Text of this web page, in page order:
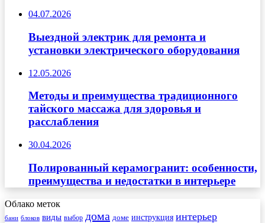
04.07.2026
Выездной электрик для ремонта и
установки электрического оборудования
12.05.2026
Методы и преимущества традиционного
тайского массажа для здоровья и
расслабления
30.04.2026
Полированный керамогранит: особенности,
преимущества и недостатки в интерьере
Облако меток
бани блоков виды выбор дома доме инструкция интерьер